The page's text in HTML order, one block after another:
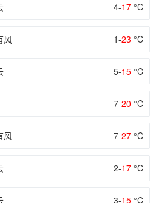
4-17 °C
风 1-23 °C
5-15 °C
7-20 °C
风 7-27 °C
2-17 °C
3-15 °C